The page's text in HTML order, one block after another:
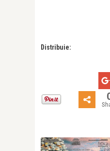
Distribuie: